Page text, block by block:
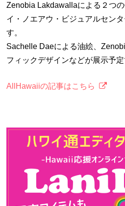
Zenobia Lakdawallaによる２つ
イ・ノエアウ・ビジュアルセン
す。
Sachelle Daeによる油絵、
フィックデザインなどが展示予定
AllHawaiiの記事はこちら